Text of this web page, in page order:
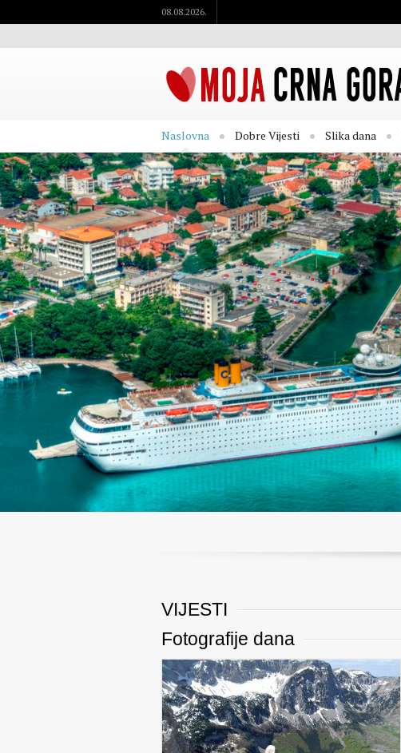
08.08.2026.
Naslovna Dobre Vijesti Slika dana
VIJESTI
Fotografije dana